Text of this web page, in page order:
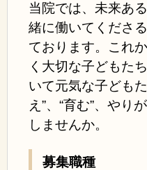
当院では、未来あ
緒に働いてくださ
ております。 これ
く大切な子どもた
いて元気な子ども
え”、“育む”、やり
しませんか。
募集職種